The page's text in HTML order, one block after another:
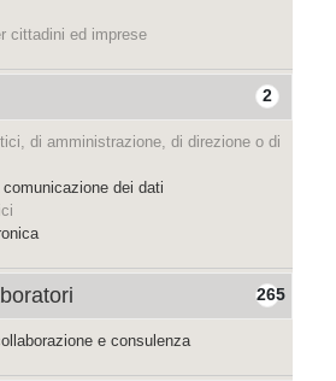
cittadini ed imprese
2
di amministrazione, di direzione o di
dei dati
265
e consulenza